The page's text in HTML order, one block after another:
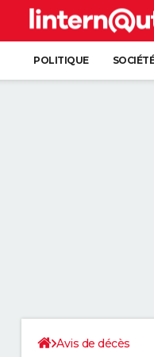
POLITIQUE SOCIÉTÉ
Avis de décès